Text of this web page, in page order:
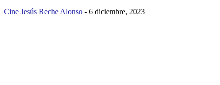
Cine Jesús Reche Alonso - 6 diciembre, 2023